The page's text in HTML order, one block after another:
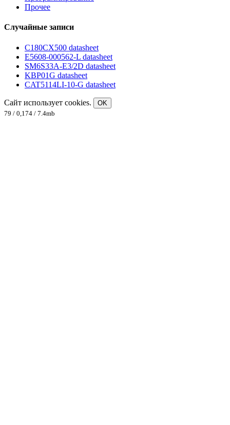
Прочее
Случайные записи
C180CX500 datasheet
E5608-000562-L datasheet
SM6S33A-E3/2D datasheet
KBP01G datasheet
CAT5114LI-10-G datasheet
Сайт использует cookies.
OK
79 / 0,174 / 7.4mb